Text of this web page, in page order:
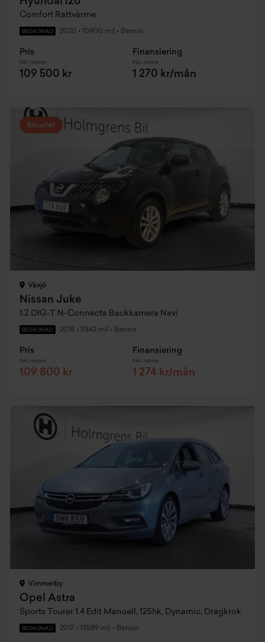
Comfort Rattvärme
BEGAGNAD 2020 • 10900 mil • Bensin
Pris
Inkl. moms
109 500 kr
Finansiering
Inkl. moms
1 270 kr/mån
Biloutlet
Växjö
Nissan Juke
1.2 DIG-T N-Connecta Backkamera Navi
BEGAGNAD 2018 • 9342 mil • Bensin
Pris
Inkl. moms
109 800 kr
Finansiering
Inkl. moms
1 274 kr/mån
Vimmerby
Opel Astra
Sports Tourer 1.4 Edit Manuell, 125hk, Dynamic, Dragkrok
BEGAGNAD 2017 • 13589 mil • Bensin